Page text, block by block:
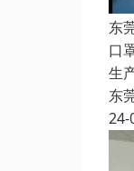
东
口
生
东
24-